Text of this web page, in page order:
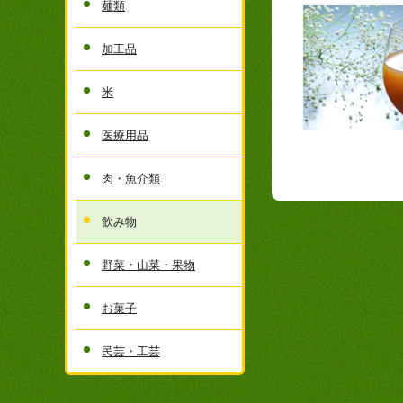
麺類
加工品
米
医療用品
肉・魚介類
飲み物
野菜・山菜・果物
お菓子
民芸・工芸